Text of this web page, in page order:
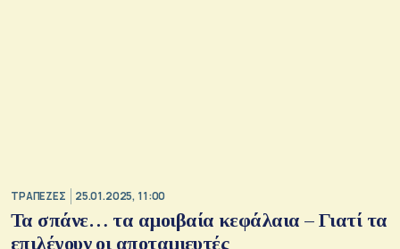
ΤΡΑΠΕΖΕΣ 25.01.2025, 11:00
Τα σπάνε… τα αμοιβαία κεφάλαια – Γιατί τα
επιλέγουν οι αποταμιευτές